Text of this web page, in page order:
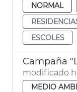
NORMAL
ESCOLES
Campaña
modificado
MEDIO